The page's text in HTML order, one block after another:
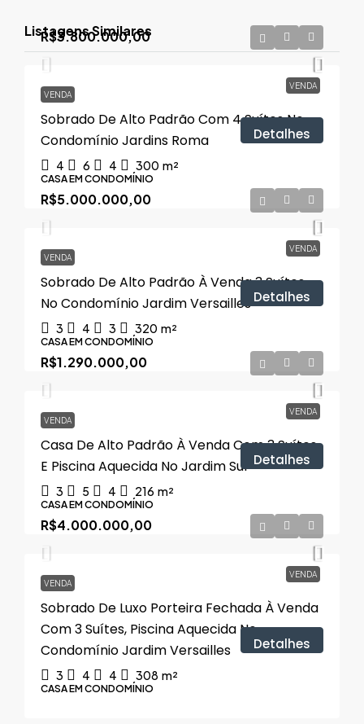
Listagens Similares
VENDA
R$3.800.000,00
VENDA
Sobrado De Alto Padrão Com 4 Suítes No
Condomínio Jardins Roma
4 6 4 300 m²
CASA EM CONDOMÍNIO
Detalhes
VENDA
R$5.000.000,00
VENDA
Sobrado De Alto Padrão À Venda 3 Suítes
No Condomínio Jardim Versailles
3 4 3 320 m²
CASA EM CONDOMÍNIO
Detalhes
VENDA
R$1.290.000,00
VENDA
Casa De Alto Padrão À Venda Com 3 Suítes,
E Piscina Aquecida No Jardim Sul
3 5 4 216 m²
CASA EM CONDOMÍNIO
Detalhes
VENDA
R$4.000.000,00
VENDA
Sobrado De Luxo Porteira Fechada À Venda
Com 3 Suítes, Piscina Aquecida No
Condomínio Jardim Versailles
3 4 4 308 m²
CASA EM CONDOMÍNIO
Detalhes